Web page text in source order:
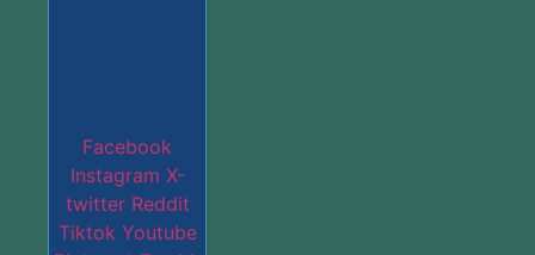
Facebook
Instagram X-
twitter Reddit
Tiktok Youtube